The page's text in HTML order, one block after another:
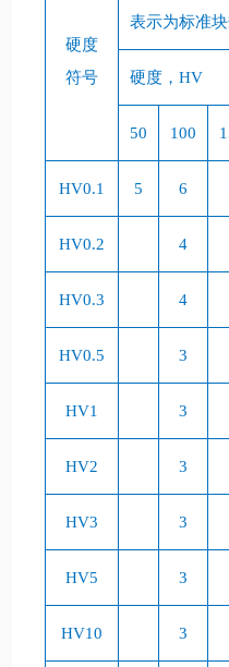
硬度
符号
表示为标准
硬度，HV
50 100
HV0.1 5 6
HV0.2 4
HV0.3 4
HV0.5 3
HV1 3
HV2 3
HV3 3
HV5 3
HV10 3